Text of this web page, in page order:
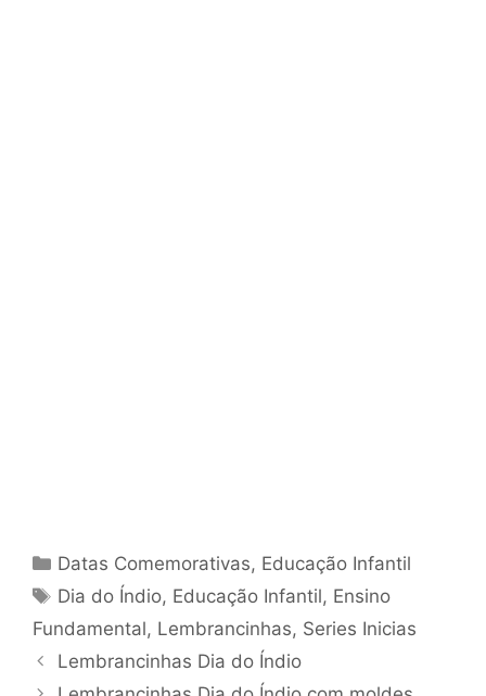
Categorias
Datas Comemorativas, Educação Infantil
Tags
Dia do Índio, Educação Infantil, Ensino
Fundamental, Lembrancinhas, Series Inicias
Lembrancinhas Dia do Índio